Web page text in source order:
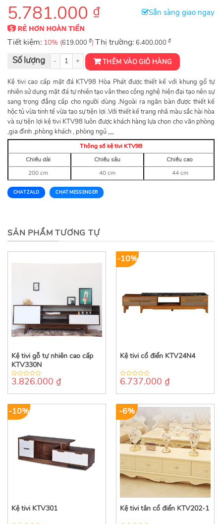
5.781.000 ₫ Sẵn sàng giao ngay
Tiết kiệm: 10% (619.000 ₫) Thị trường: 6.400.000 ₫
Kệ tivi khung gỗ sơn PU KTV98 số lượngTHÊM VÀO GIỎ HÀNG
Kệ tivi cao cấp mặt đá KTV98 Hòa Phát được thiết kế với khung gổ tự
nhiên sử dụng mặt đá tự nhiên tạo vân theo công nghệ hiện đại tạo nên sự
sang trọng đẳng cấp cho người dùng .Ngoài ra ngăn bàn được thiết kế
hộc tủ vừa tinh tế vừa tạo sự tiện lợi .Với thiết kế trang nhã màu sắc hài hòa
và sự tiện lợi kệ tivi KTV98 luôn được khách hàng lựa chọn cho văn phòng
,gia đình ,phòng khách , phòng ngủ ,,,,
Thông số kệ tivi KTV98
Chiều dài
Chiều sâu
Chiều cao
200 cm
40 cm 44 cm
CHAT ZALO CHAT MESSENGER
SẢN PHẨM TƯƠNG TỰ
Kệ tivi gỗ tự nhiên cao cấp
KTV330N
0
of
3.826.000 ₫
-10%
Kệ tivi cổ điển KTV24N4
0
of
6.737.000 ₫
-10%
Kệ tivi KTV301
-6%
Kệ tivi tân cổ điển KTV202-1